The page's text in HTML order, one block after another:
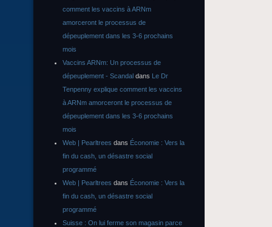
comment les vaccins à ARNm
amorceront le processus de
dépeuplement dans les 3-6 prochains
mois
Vaccins ARNm: Un processus de
dépeuplement - Scandal dans Le Dr
Tenpenny explique comment les vaccins
à ARNm amorceront le processus de
dépeuplement dans les 3-6 prochains
mois
Web | Pearltrees dans Économie : Vers la
fin du cash, un désastre social
programmé
Web | Pearltrees dans Économie : Vers la
fin du cash, un désastre social
programmé
Suisse : On lui ferme son magasin parce